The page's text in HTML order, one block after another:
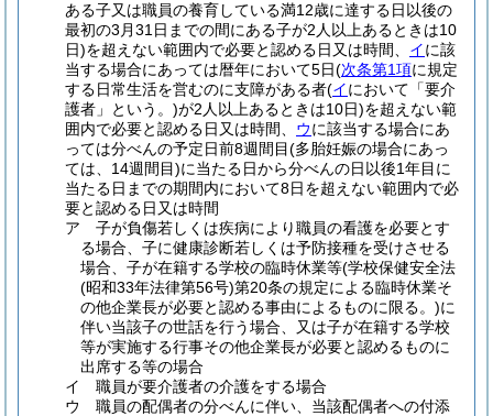
ある子又は職員の養育している満12歳に達する日以後の
最初の3月31日までの間にある子が2人以上あるときは10
日)を超えない範囲内で必要と認める日又は時間、 イに該
当する場合にあっては暦年において5日(次条第1項に規定
する日常生活を営むのに支障がある者(イにおいて「要介
護者」という。)が2人以上あるときは10日)を超えない範
囲内で必要と認める日又は時間、 ウに該当する場合にあ
っては分べんの予定日前8週間目(多胎妊娠の場合にあっ
ては、14週間目)に当たる日から分べんの日以後1年目に
当たる日までの期間内において8日を超えない範囲内で必
要と認める日又は時間
ア
子が負傷若しくは疾病により職員の看護を必要とす
る場合、子に健康診断若しくは予防接種を受けさせる
場合、子が在籍する学校の臨時休業等(学校保健安全法
(昭和33年法律第56号)第20条の規定による臨時休業そ
の他企業長が必要と認める事由によるものに限る。)に
伴い当該子の世話を行う場合、又は子が在籍する学校
等が実施する行事その他企業長が必要と認めるものに
出席する等の場合
イ
職員が要介護者の介護をする場合
ウ
職員の配偶者の分べんに伴い、当該配偶者への付添